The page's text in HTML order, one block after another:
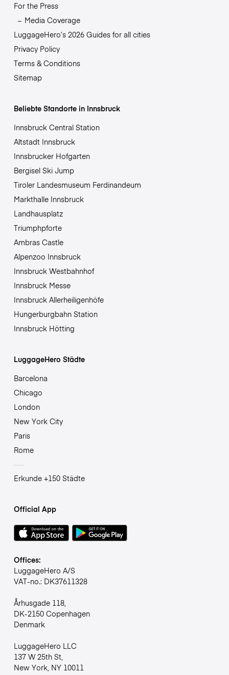
For the Press
Media Coverage
LuggageHero’s 2026 Guides for all cities
Privacy Policy
Terms & Conditions
Sitemap
Beliebte Standorte in Innsbruck
Innsbruck Central Station
Altstadt Innsbruck
Innsbrucker Hofgarten
Bergisel Ski Jump
Tiroler Landesmuseum Ferdinandeum
Markthalle Innsbruck
Landhausplatz
Triumphpforte
Ambras Castle
Alpenzoo Innsbruck
Innsbruck Westbahnhof
Innsbruck Messe
Innsbruck Allerheiligenhöfe
Hungerburgbahn Station
Innsbruck Hötting
LuggageHero Städte
Barcelona
Chicago
London
New York City
Paris
Rome
Erkunde +150 Städte
Official App
Offices:
LuggageHero A/S
VAT-no.: DK37611328
Århusgade 118,
DK-2150 Copenhagen
Denmark
LuggageHero LLC
137 W 25th St,
New York, NY 10011